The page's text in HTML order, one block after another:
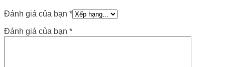
Đánh giá của bạn *
Đánh giá của bạn *